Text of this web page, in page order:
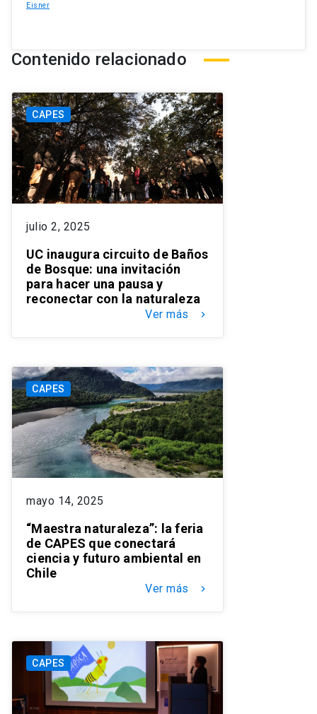
Eisner
Contenido relacionado
CAPES
julio 2, 2025
UC inaugura circuito de Baños
de Bosque: una invitación
para hacer una pausa y
reconectar con la naturaleza
Ver más keyboard_arrow_right
CAPES
mayo 14, 2025
“Maestra naturaleza”: la feria
de CAPES que conectará
ciencia y futuro ambiental en
Chile
Ver más keyboard_arrow_right
CAPES